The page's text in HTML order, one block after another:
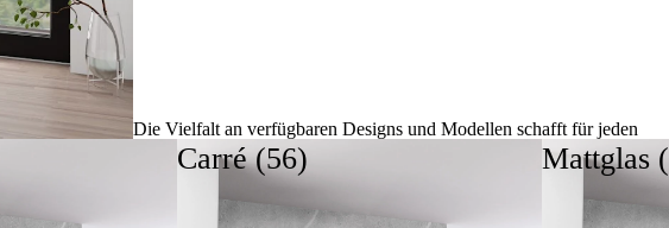
Die Vielfalt an verfügbaren Designs und Modellen schafft für jeden
Geschmack und jede Raumsituation die passende Lösung. Unsere
Echtglas-Badewannenaufsätze verleihen der Wanne einen eleganten
Ihres Badezimmers.
Carré (56) Mattglas